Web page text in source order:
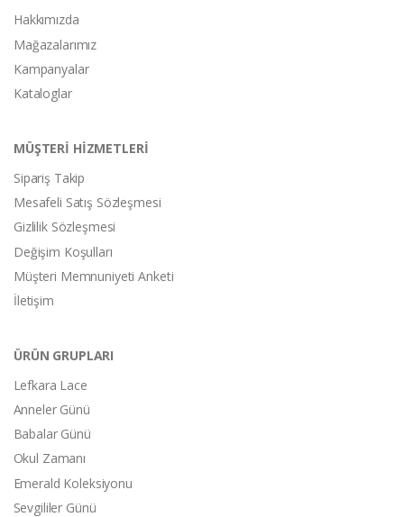
Hakkımızda
Mağazalarımız
Kampanyalar
Kataloglar
MÜŞTERİ HİZMETLERİ
Sipariş Takip
Mesafeli Satış Sözleşmesi
Gizlilik Sözleşmesi
Değişim Koşulları
Müşteri Memnuniyeti Anketi
İletişim
ÜRÜN GRUPLARI
Lefkara Lace
Anneler Günü
Babalar Günü
Okul Zamanı
Emerald Koleksiyonu
Sevgililer Günü